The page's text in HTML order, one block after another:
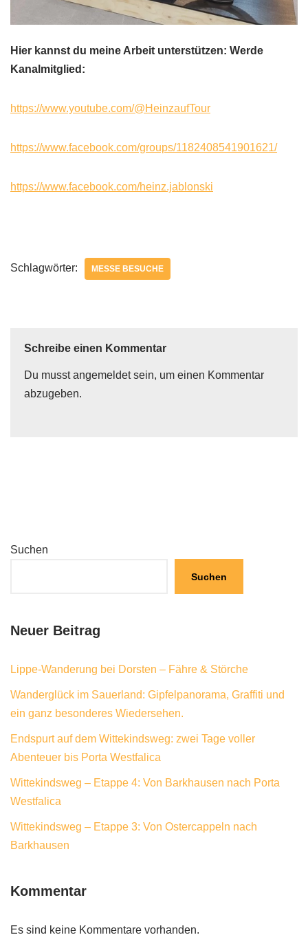
Hier kannst du meine Arbeit unterstützen: Werde
Kanalmitglied:
https://www.youtube.com/@HeinzaufTour
https://www.facebook.com/groups/1182408541901621/
https://www.facebook.com/heinz.jablonski
Schlagwörter: MESSE BESUCHE
Schreibe einen Kommentar
Du musstangemeldetsein, um einen Kommentar
abzugeben.
Suchen
Suchen
Neuer Beitrag
Lippe-Wanderung bei Dorsten – Fähre & Störche
Wanderglück im Sauerland: Gipfelpanorama, Graffiti und
ein ganz besonderes Wiedersehen.
Endspurt auf dem Wittekindsweg: zwei Tage voller
Abenteuer bis Porta Westfalica
Wittekindsweg – Etappe 4: Von Barkhausen nach Porta
Westfalica
Wittekindsweg – Etappe 3: Von Ostercappeln nach
Barkhausen
Kommentar
Es sind keine Kommentare vorhanden.